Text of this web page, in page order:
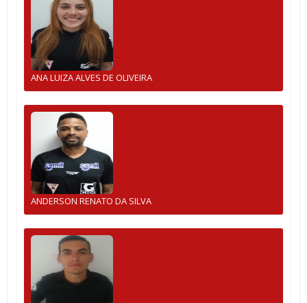
ANA LUIZA ALVES DE OLIVEIRA
ANDERSON RENATO DA SILVA